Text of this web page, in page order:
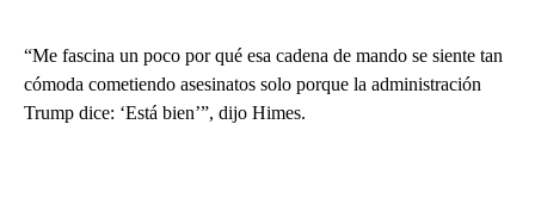
“Me fascina un poco por qué esa cadena de mando se siente tan
cómoda cometiendo asesinatos solo porque la administración
Trump dice: ‘Está bien’”, dijo Himes.